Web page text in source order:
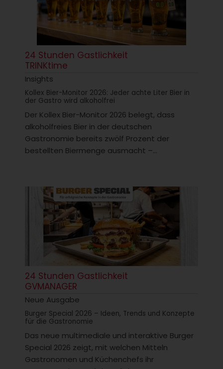
24 Stunden Gastlichkeit
TRINKtime
Insights
Kollex Bier-Monitor 2026: Jeder achte Liter Bier in
der Gastro wird alkoholfrei
Der Kollex Bier-Monitor 2026 belegt, dass
alkoholfreies Bier in der deutschen
Gastronomie bereits zwölf Prozent der
bestellten Biermenge ausmacht –...
24 Stunden Gastlichkeit
GVMANAGER
Neue Ausgabe
Burger Special 2026 – Ideen, Trends und Konzepte
für die Gastronomie
Das neue multimediale und interaktive Burger
Special 2026 zeigt, mit welchen Mitteln
Gastronomen und Küchenchefs ihr